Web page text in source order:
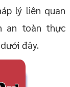
lý liên quan
an toàn thực
đây.